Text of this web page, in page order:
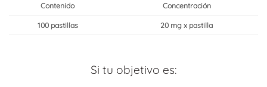
Contenido Concentración
100 pastillas 20 mg x pastilla
Si tu objetivo es: